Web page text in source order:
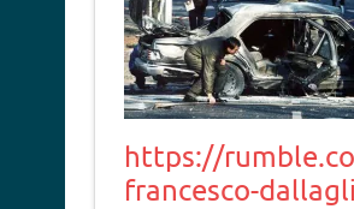
https://
francesco-